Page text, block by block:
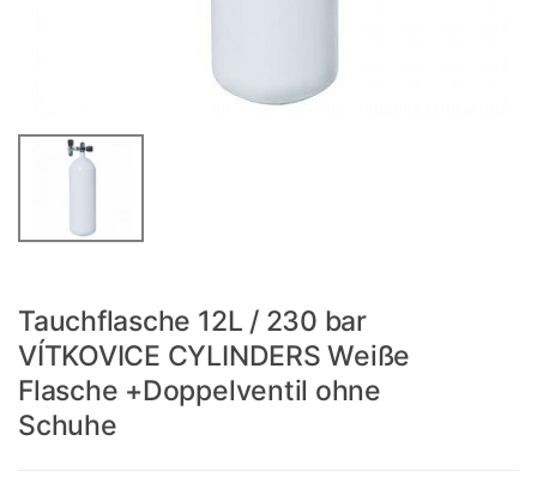
Tauchflasche 12L / 230 bar
VÍTKOVICE CYLINDERS Weiße
Flasche +Doppelventil ohne
Schuhe